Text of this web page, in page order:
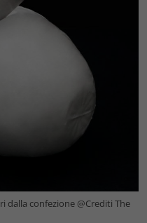
dalla confezione @Crediti The